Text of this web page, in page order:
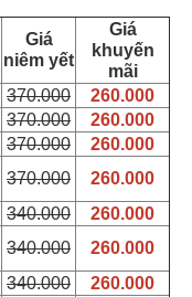
Giá
niêm yết
Giá
khuyến
mãi
370.000
260.000
370.000
260.000
370.000
260.000
370.000
260.000
340.000
260.000
340.000
260.000
340.000
260.000